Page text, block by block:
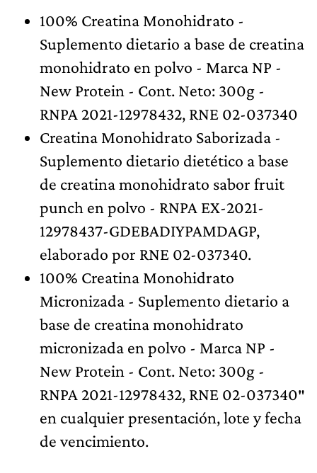
100% Creatina Monohidrato -
Suplemento dietario a base de creatina
monohidrato en polvo - Marca NP -
New Protein - Cont. Neto: 300g -
RNPA 2021-12978432, RNE 02-037340
Creatina Monohidrato Saborizada -
Suplemento dietario dietético a base
de creatina monohidrato sabor fruit
punch en polvo - RNPA EX-2021-
12978437-GDEBADIYPAMDAGP,
elaborado por RNE 02-037340.
100% Creatina Monohidrato
Micronizada - Suplemento dietario a
base de creatina monohidrato
micronizada en polvo - Marca NP -
New Protein - Cont. Neto: 300g -
RNPA 2021-12978432, RNE 02-037340″
en cualquier presentación, lote y fecha
de vencimiento.